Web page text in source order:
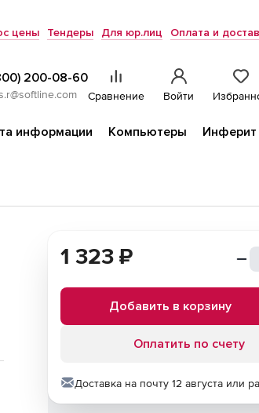
цены Тендеры Для юр.лиц Оплата и
200-08-60
Сравнение Войти
информации Компьютеры Инферит
1 323 ₽
Добавить в корзину
Оплатить по счету
Доставка на почту 12 августа или